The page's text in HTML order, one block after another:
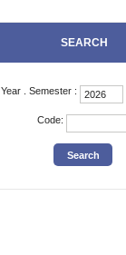
SEARCH
Year Semester :
Code: